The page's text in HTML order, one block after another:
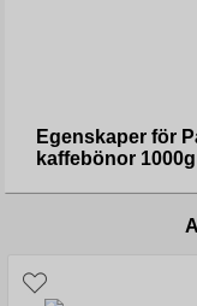
Egenskaper för
kaffebönor 1000g